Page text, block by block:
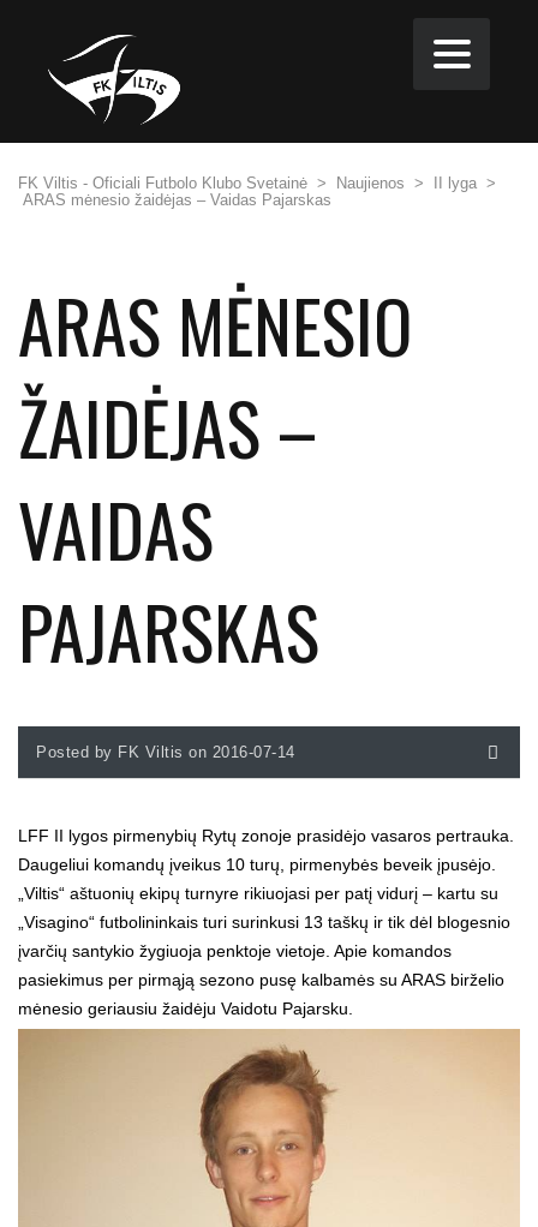
FK Viltis - Oficiali Futbolo Klubo Svetainė > Naujienos > II lyga >
ARAS mėnesio žaidėjas – Vaidas Pajarskas
ARAS MĖNESIO
ŽAIDĖJAS –
VAIDAS
PAJARSKAS
Posted by FK Viltis on 2016-07-14
LFF II lygos pirmenybių Rytų zonoje prasidėjo vasaros pertrauka.
Daugeliui komandų įveikus 10 turų, pirmenybės beveik įpusėjo.
„Viltis“ aštuonių ekipų turnyre rikiuojasi per patį vidurį – kartu su
„Visagino“ futbolininkais turi surinkusi 13 taškų ir tik dėl blogesnio
įvarčių santykio žygiuoja penktoje vietoje. Apie komandos
pasiekimus per pirmąją sezono pusę kalbamės su ARAS birželio
mėnesio geriausiu žaidėju Vaidotu Pajarsku.